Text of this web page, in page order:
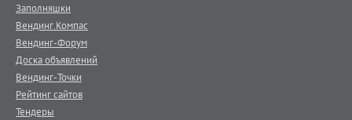
Заполняшки
Вендинг.Компас
Вендинг-Форум
Доска объявлений
Вендинг-Точки
Рейтинг сайтов
Тендеры